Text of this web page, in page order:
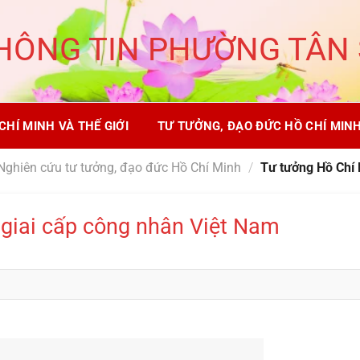
TIN PHƯỜNG
MINH VÀ THẾ GIỚI TƯ TƯỞNG, ĐẠO ĐỨC HỒ CHÍ
cứu tư tưởng, đạo đức Hồ Chí Minh / Tư tưởng Hồ Chí
cấp công nhân Việt Nam